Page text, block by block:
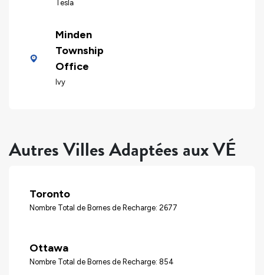
Tesla
Minden
Township
Office
Ivy
Autres Villes Adaptées aux VÉ
Toronto
Nombre Total de Bornes de Recharge: 2677
Ottawa
Nombre Total de Bornes de Recharge: 854